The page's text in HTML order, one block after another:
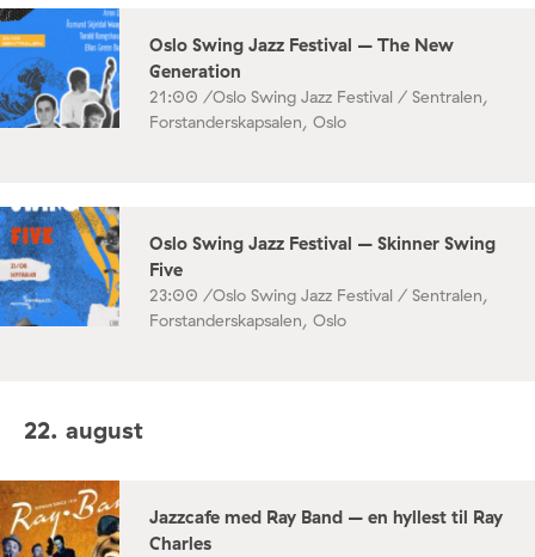
Oslo Swing Jazz Festival – The New
Generation
21:00 /Oslo Swing Jazz Festival / Sentralen,
Forstanderskapsalen, Oslo
Oslo Swing Jazz Festival – Skinner Swing
Five
23:00 /Oslo Swing Jazz Festival / Sentralen,
Forstanderskapsalen, Oslo
22. august
Jazzcafe med Ray Band – en hyllest til Ray
Charles